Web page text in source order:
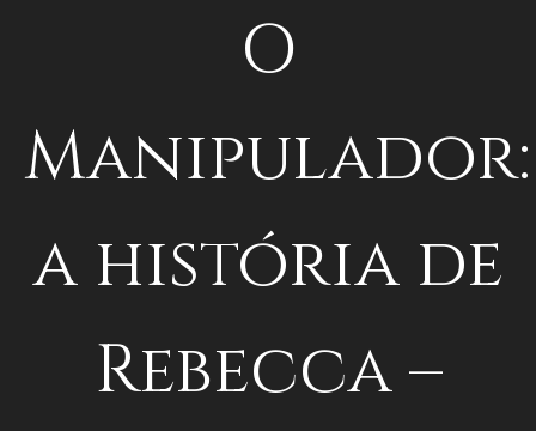
O
Manipulador:
a história de
Rebecca –